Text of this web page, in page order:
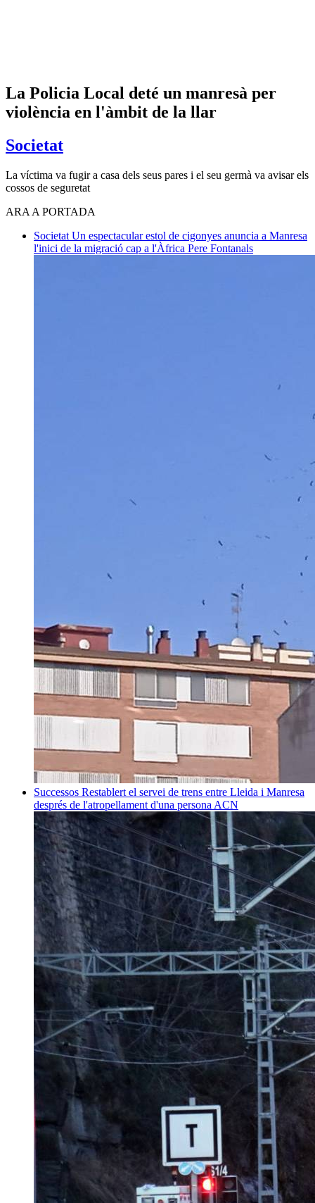
La Policia Local deté un manresà per
violència en l'àmbit de la llar
Societat
La víctima va fugir a casa dels seus pares i el seu germà va avisar els
cossos de seguretat
ARA A PORTADA
Societat Un espectacular estol de cigonyes anuncia a Manresa
l'inici de la migració cap a l'Àfrica Pere Fontanals
Successos Restablert el servei de trens entre Lleida i Manresa
després de l'atropellament d'una persona ACN